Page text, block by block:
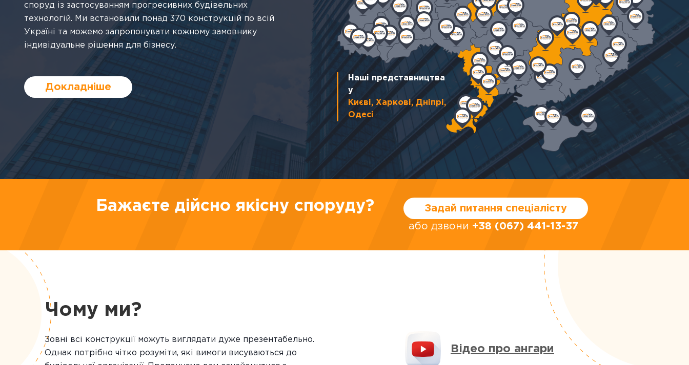
споруд із застосуванням прогресивних будівельних
технологій. Ми встановили понад 370 конструкцій по всій
Україні та можемо запропонувати кожному замовнику
індивідуальне рішення для бізнесу.
Докладніше
Наші представництва
у
Києві, Харкові, Дніпрі,
Одесі
Бажаєте дійсно якісну споруду?
Задай питання спеціалісту
або дзвони +38 (067) 441-13-37
Чому ми?
Зовні всі конструкції можуть виглядати дуже презентабельно.
Однак потрібно чітко розуміти, які вимоги висуваються до
Відео про ангари